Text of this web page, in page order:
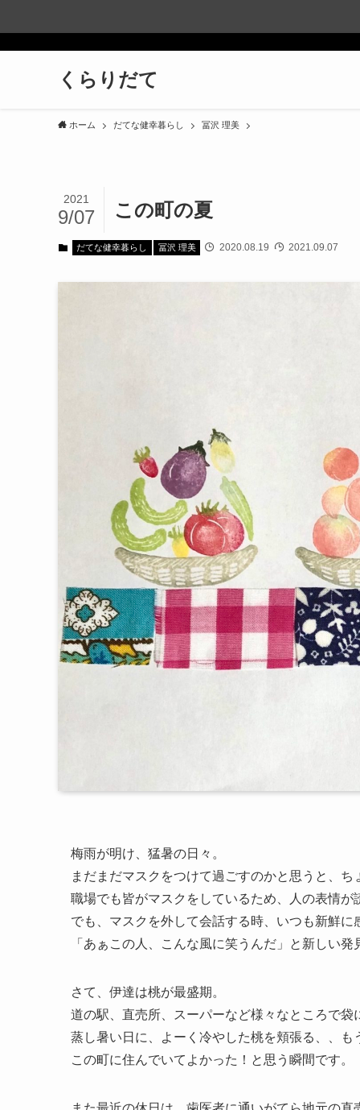
くらりだて
ホーム だてな健幸暮らし 冨沢 理美
この町の夏
2021
9/07
だてな健幸暮らし 冨沢 理美 2020.08.19 2021.09.07
梅雨が明け、猛暑の日々。
まだまだマスクをつけて過ごすのかと思うと、
職場でも皆がマスクをしているため、人の表情
でも、マスクを外して会話する時、いつも新鮮に
「あぁこの人、こんな風に笑うんだ」と新しい
さて、伊達は桃が最盛期。
道の駅、直売所、スーパーなど様々なところで
蒸し暑い日に、よーく冷やした桃を頬張る、、も
この町に住んでいてよかった！と思う瞬間です。